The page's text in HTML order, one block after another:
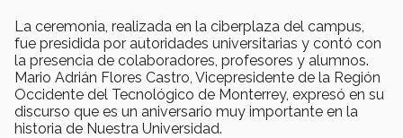
La ceremonia, realizada en la ciberplaza del campus,
fue presidida por autoridades universitarias y contó con
la presencia de colaboradores, profesores y alumnos.
Mario Adrián Flores Castro, Vicepresidente de la Región
Occidente del Tecnológico de Monterrey, expresó en su
discurso que es un aniversario muy importante en la
historia de Nuestra Universidad.